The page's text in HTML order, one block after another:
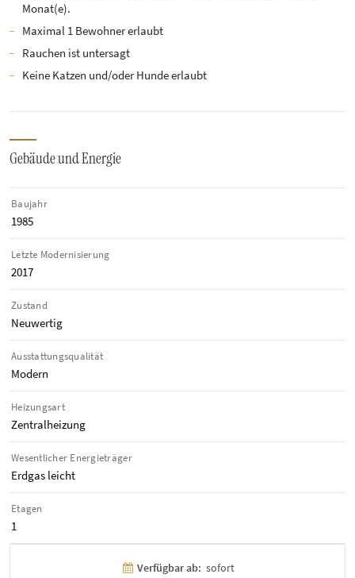
Monat(e).
Maximal 1 Bewohner erlaubt
Rauchen ist untersagt
Keine Katzen und/oder Hunde erlaubt
Gebäude und Energie
Baujahr
1985
Letzte Modernisierung
2017
Zustand
Neuwertig
Ausstattungsqualität
Modern
Heizungsart
Zentralheizung
Wesentlicher Energieträger
Erdgas leicht
Etagen
1
Verfügbar ab: sofort